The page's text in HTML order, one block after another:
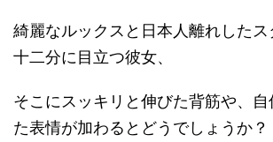
綺麗なルックスと日本人離れしたス
十二分に目立つ彼女、
そこにスッキリと伸びた背筋や、
た表情が加わるとどうでしょうか？